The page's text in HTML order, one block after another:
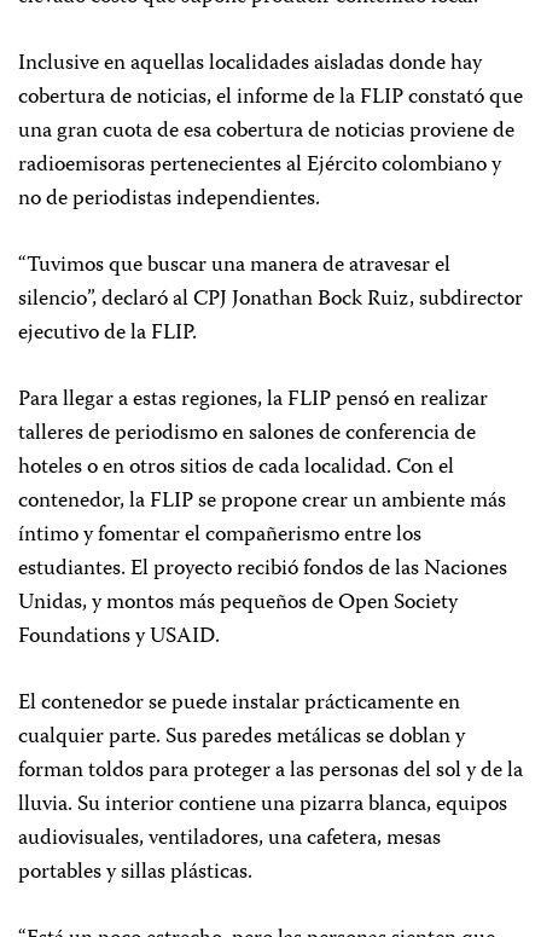
Inclusive en aquellas localidades aisladas donde hay
cobertura de noticias, el informe de la FLIP constató que
una gran cuota de esa cobertura de noticias proviene de
radioemisoras pertenecientes al Ejército colombiano y
no de periodistas independientes.
“Tuvimos que buscar una manera de atravesar el
silencio”, declaró al CPJ Jonathan Bock Ruiz, subdirector
ejecutivo de la FLIP.
Para llegar a estas regiones, la FLIP pensó en realizar
talleres de periodismo en salones de conferencia de
hoteles o en otros sitios de cada localidad. Con el
contenedor, la FLIP se propone crear un ambiente más
íntimo y fomentar el compañerismo entre los
estudiantes. El proyecto recibió fondos de las Naciones
Unidas, y montos más pequeños de Open Society
Foundations y USAID.
El contenedor se puede instalar prácticamente en
cualquier parte. Sus paredes metálicas se doblan y
forman toldos para proteger a las personas del sol y de la
lluvia. Su interior contiene una pizarra blanca, equipos
audiovisuales, ventiladores, una cafetera, mesas
portables y sillas plásticas.